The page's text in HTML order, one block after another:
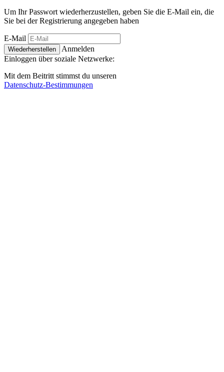
Um Ihr Passwort wiederherzustellen, geben Sie die E-Mail ein, die
Sie bei der Registrierung angegeben haben
E-Mail
Wiederherstellen
Anmelden
Einloggen über soziale Netzwerke:
Mit dem Beitritt stimmst du unseren
Datenschutz-Bestimmungen